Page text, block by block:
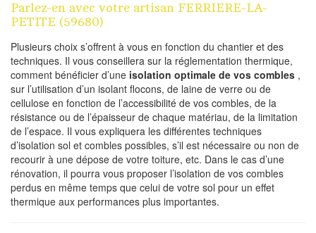
Parlez-en avec votre artisan FERRIERE-LA-
PETITE (59680)
Plusieurs choix s’offrent à vous en fonction du chantier et des
techniques. Il vous conseillera sur la réglementation thermique,
comment bénéficier d’une isolation optimale de vos combles ,
sur l’utilisation d’un isolant flocons, de laine de verre ou de
cellulose en fonction de l’accessibilité de vos combles, de la
résistance ou de l’épaisseur de chaque matériau, de la limitation
de l’espace. Il vous expliquera les différentes techniques
d’isolation sol et combles possibles, s’il est nécessaire ou non de
recourir à une dépose de votre toiture, etc. Dans le cas d’une
rénovation, il pourra vous proposer l’isolation de vos combles
perdus en même temps que celui de votre sol pour un effet
thermique aux performances plus importantes.